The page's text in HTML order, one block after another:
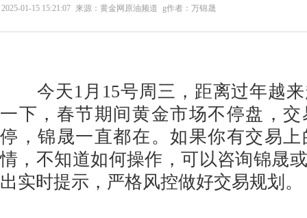
2025-01-15 15:21:07 来源：黄金网原油频道 g作者：万锦晟
今天1月15号周三，距离过年越来
一下，春节期间黄金市场不停盘，
停，锦晟一直都在。如果你有交易
情，不知道如何操作，可以咨询锦晟
出实时提示，严格风控做好交易规划。